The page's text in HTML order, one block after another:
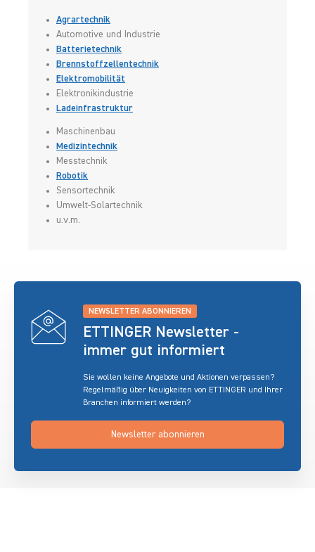
Agrartechnik
Automotive und Industrie
Batterietechnik
Brennstoffzellentechnik
Elektromobilität
Elektronikindustrie
Ladeinfrastruktur
Maschinenbau
Medizintechnik
Messtechnik
Robotik
Sensortechnik
Umwelt-Solartechnik
u.v.m.
NEWSLETTER ABONNIEREN
ETTINGER Newsletter -
immer gut informiert
Sie wollen keine Angebote und Aktionen verpassen?
Regelmäßig über Neuigkeiten von ETTINGER und Ihrer
Branchen informiert werden?
Newsletter abonnieren